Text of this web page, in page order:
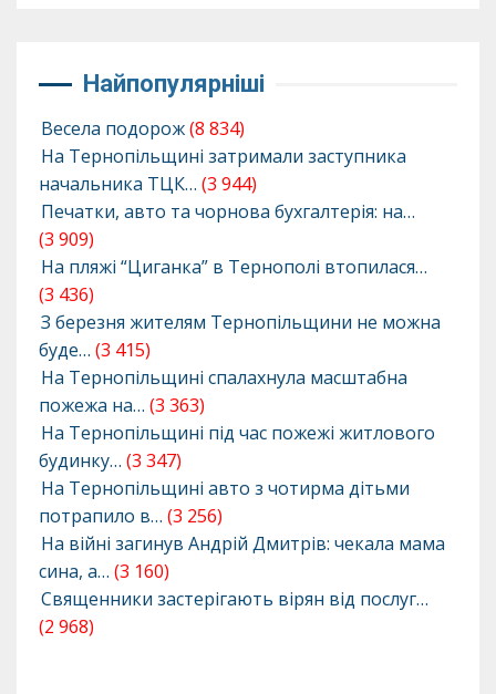
Найпопулярніші
Весела подорож(8 834)
На Тернопільщині затримали заступника
начальника ТЦК… (3 944)
Печатки, авто та чорнова бухгалтерія: на…
(3 909)
На пляжі “Циганка” в Тернополі втопилася…
(3 436)
З березня жителям Тернопільщини не можна
буде… (3 415)
На Тернопільщині спалахнула масштабна
пожежа на… (3 363)
На Тернопільщині під час пожежі житлового
будинку… (3 347)
На Тернопільщині авто з чотирма дітьми
потрапило в… (3 256)
На війні загинув Андрій Дмитрів: чекала мама
сина, а… (3 160)
Священники застерігають вірян від послуг…
(2 968)